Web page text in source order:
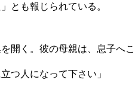
とも報じられている。
開く。彼の母親は、息子へこ
つ人になって下さい」